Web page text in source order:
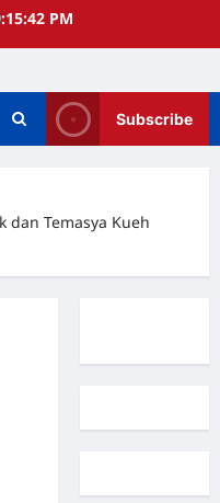
PM
Subscribe
dan Temasya Kueh